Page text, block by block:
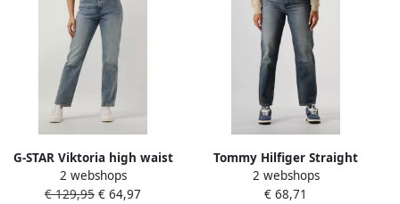
G-STAR Viktoria high waist
straight leg jeans vintage
olympic blue
2 webshops
€ 129,95 € 64,97
Tommy Hilfiger Straight
jeans CLASSIC STRAIGHT HW
A TWIST BETH
2 webshops
€ 68,71